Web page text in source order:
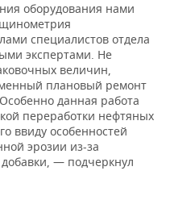
оборудования нами
специалистов отдела
экспертами. Не
величин,
плановый ремонт
данная работа
переработки нефтяных
ввиду особенностей
эрозии из-за
добавки, — подчеркнул